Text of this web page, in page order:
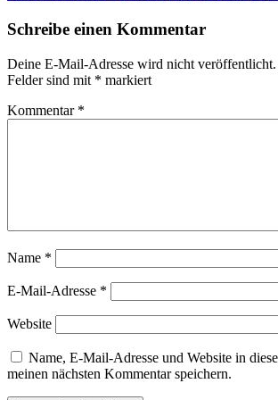
Schreibe einen Kommentar
Deine E-Mail-Adresse wird nicht veröffentlicht.
Felder sind mit * markiert
Kommentar *
Name *
E-Mail-Adresse *
Website
Name, E-Mail-Adresse und Website in
meinen nächsten Kommentar speichern.